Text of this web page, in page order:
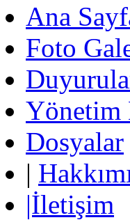
Ana
Foto
Yönetim
Dosyalar
|
|İletişim